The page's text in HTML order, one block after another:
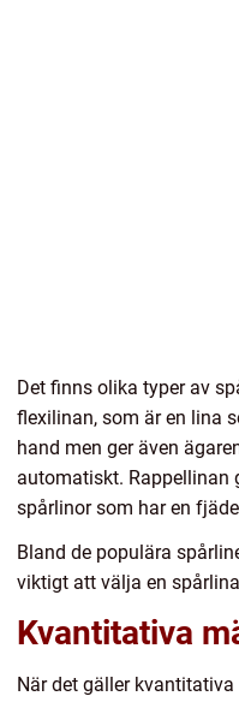
Det finns olika typer av
flexilinan, som är en lina
hand men ger även
automatiskt. Rappellinan
spårlinor som har en
Bland de populära
viktigt att välja en
Kvantitativa
När det gäller